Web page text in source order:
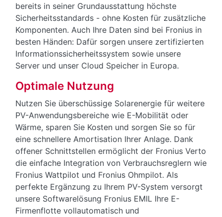
bereits in seiner Grundausstattung höchste
Sicherheitsstandards - ohne Kosten für zusätzliche
Komponenten. Auch Ihre Daten sind bei Fronius in
besten Händen: Dafür sorgen unsere zertifizierten
Informationssicherheitssystem sowie unsere
Server und unser Cloud Speicher in Europa.
Optimale Nutzung
Nutzen Sie überschüssige Solarenergie für weitere
PV-Anwendungsbereiche wie E-Mobilität oder
Wärme, sparen Sie Kosten und sorgen Sie so für
eine schnellere Amortisation Ihrer Anlage. Dank
offener Schnittstellen ermöglicht der Fronius Verto
die einfache Integration von Verbrauchsreglern wie
Fronius Wattpilot und Fronius Ohmpilot. Als
perfekte Ergänzung zu Ihrem PV-System versorgt
unsere Softwarelösung Fronius EMIL Ihre E-
Firmenflotte vollautomatisch und